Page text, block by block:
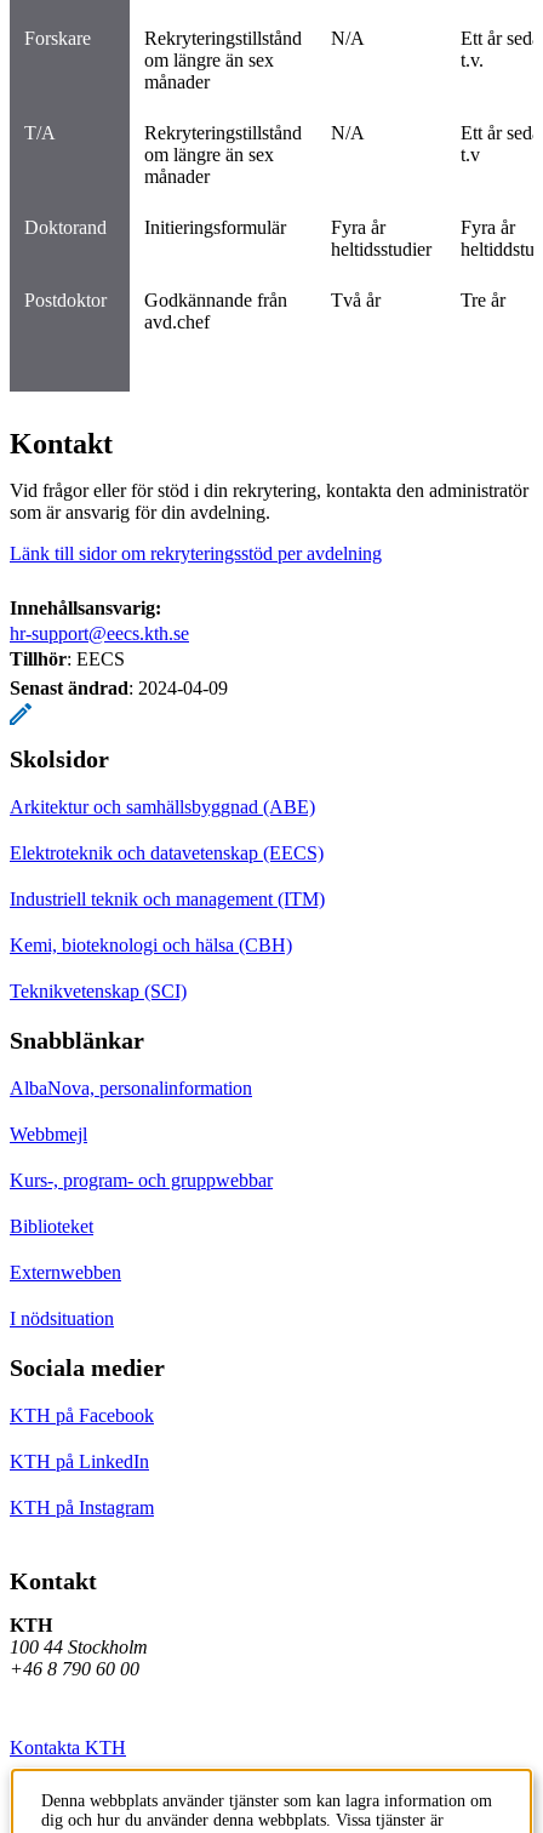
Forskare
Rekryteringstillstånd
om längre än sex
månader
N/A
Ett år
t.v.
T/A
Rekryteringstillstånd
om längre än sex
månader
N/A
Ett år
t.v
Doktorand Initieringsformulär
Fyra år
heltidsstudier
Fyra år
Postdoktor
Godkännande från
avd.chef
Två år Tre år
Kontakt
Vid frågor eller för stöd i din rekrytering, kontakta den administratör
som är ansvarig för din avdelning.
Länk till sidor om rekryteringsstöd per avdelning
Innehållsansvarig:
hr-support@eecs.kth.se
Tillhör: EECS
Senast ändrad: 2024-04-09
Skolsidor
Arkitektur och samhällsbyggnad (ABE)
Elektroteknik och datavetenskap (EECS)
Industriell teknik och management (ITM)
Kemi, bioteknologi och hälsa (CBH)
Teknikvetenskap (SCI)
Snabblänkar
AlbaNova, personalinformation
Webbmejl
Kurs-, program- och gruppwebbar
Biblioteket
Externwebben
I nödsituation
Sociala medier
KTH på Facebook
KTH på LinkedIn
KTH på Instagram
Kontakt
KTH
100 44 Stockholm
+46 8 790 60 00
Kontakta KTH
Jobba på KTH
Denna webbplats använder tjänster som kan lagra information om
dig och hur du använder denna webbplats. Vissa tjänster är